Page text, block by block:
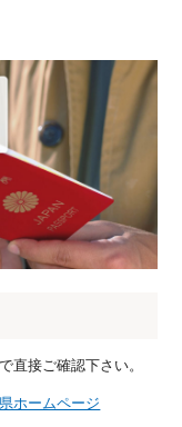
直接ご確認下さい。
ホームページ